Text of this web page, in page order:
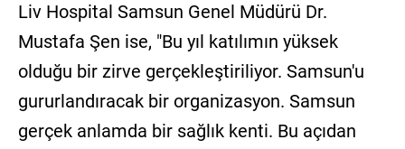
Liv Hospital Samsun Genel Müdürü Dr.
Mustafa Şen ise, "Bu yıl katılımın yüksek
olduğu bir zirve gerçekleştiriliyor. Samsun'u
gururlandıracak bir organizasyon. Samsun
gerçek anlamda bir sağlık kenti. Bu açıdan